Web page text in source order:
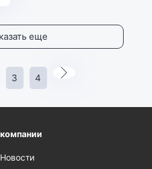
еще
3 4
Новости